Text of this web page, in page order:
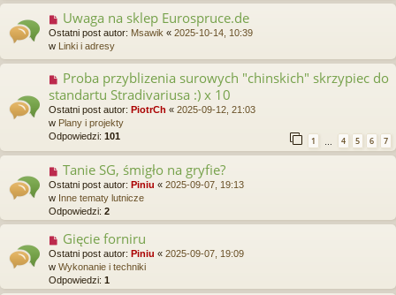
o
s
t
N
o
w
o
s
t
Uwaga na sklep Eurospruce.de
Ostatni post autor: Msawik « 2025-10-14, 10:39
w Linki i adresy
N
w
y
p
o
s
Proba przyblizenia surowych "chinskich" skrzypiec do
standartu Stradivariusa :) x 10
Ostatni post autor: PiotrCh « 2025-09-12, 21:03
w Plany i projekty
Odpowiedzi: 101 1 4 5 6 7
N
o
w
y
p
t
Tanie SG, śmigło na gryfie?
Ostatni post autor: Piniu « 2025-09-07, 19:13
w Inne tematy lutnicze
Odpowiedzi: 2
N
o
w
y
p
Gięcie forniru
Ostatni post autor: Piniu « 2025-09-07, 19:09
w Wykonanie i techniki
Odpowiedzi: 1